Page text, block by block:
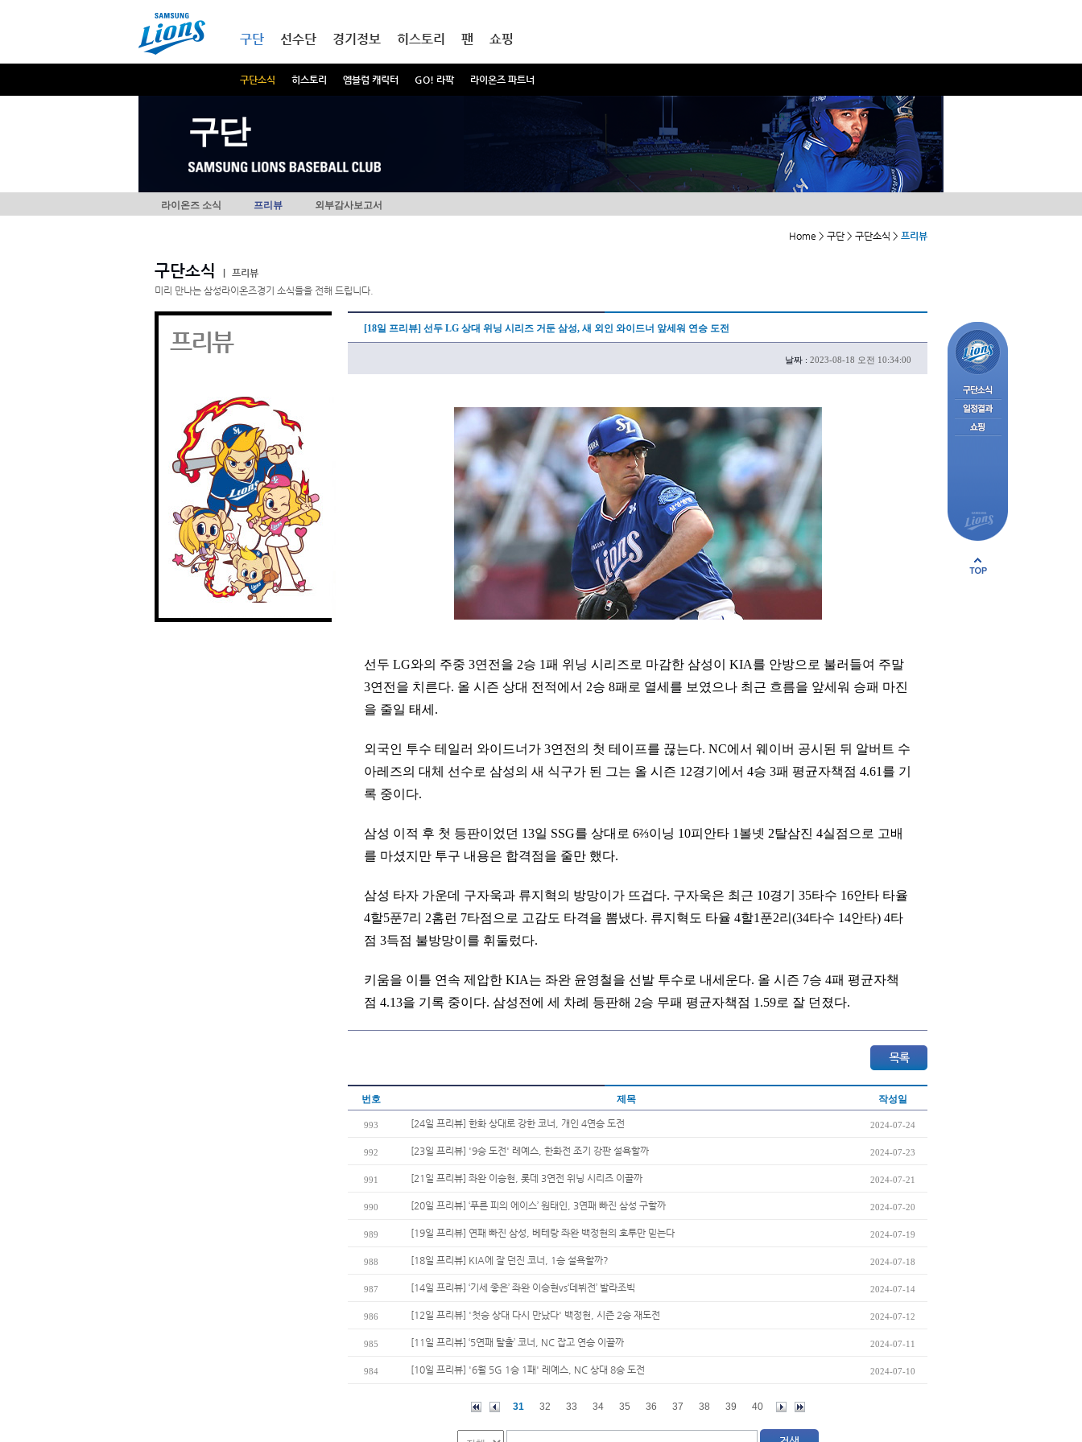
구단
구단소식 히스토리 엠블럼 캐릭터 GO! 라팍 라이온즈 파트너
선수단 경기정보 히스토리 팬 쇼핑
구단
라이온즈 소식 프리뷰 외부감사보고서
Home > 구단 > 구단소식 > 프리뷰
구단소식
프리뷰
미리 만나는 삼성라이온즈경기 소식들을 전해 드립니다.
프리뷰 [18일 프리뷰] 선두 LG 상대 위닝 시리즈 거둔 삼성, 새 외인 와이드너 앞세워 연승 도전
날짜 : 2023-08-18 오전 10:34:00
선두 LG와의 주중 3연전을 2승 1패 위닝 시리즈로 마감한 삼성이 KIA를 안방으로 불러들여 주말
3연전을 치른다. 올 시즌 상대 전적에서 2승 8패로 열세를 보였으나 최근 흐름을 앞세워 승패 마진
을 줄일 태세.
외국인 투수 테일러 와이드너가 3연전의 첫 테이프를 끊는다. NC에서 웨이버 공시된 뒤 알버트 수
아레즈의 대체 선수로 삼성의 새 식구가 된 그는 올 시즌 12경기에서 4승 3패 평균자책점 4.61를 기
록 중이다.
삼성 이적 후 첫 등판이었던 13일 SSG를 상대로 6⅔이닝 10피안타 1볼넷 2탈삼진 4실점으로 고배
를 마셨지만 투구 내용은 합격점을 줄만 했다.
삼성 타자 가운데 구자욱과 류지혁의 방망이가 뜨겁다. 구자욱은 최근 10경기 35타수 16안타 타율
4할5푼7리 2홈런 7타점으로 고감도 타격을 뽐냈다. 류지혁도 타율 4할1푼2리(34타수 14안타) 4타
점 3득점 불방망이를 휘둘렀다.
키움을 이틀 연속 제압한 KIA는 좌완 윤영철을 선발 투수로 내세운다. 올 시즌 7승 4패 평균자책
점 4.13을 기록 중이다. 삼성전에 세 차례 등판해 2승 무패 평균자책점 1.59로 잘 던졌다.
번호 제목 작성일
993 [24일 프리뷰] 한화 상대로 강한 코너, 개인 4연승 도전 2024-07-24
992 [23일 프리뷰] '9승 도전' 레예스, 한화전 조기 강판 설욕할까 2024-07-23
991 [21일 프리뷰] 좌완 이승현, 롯데 3연전 위닝 시리즈 이끌까 2024-07-21
990 [20일 프리뷰] ‘푸른 피의 에이스’ 원태인, 3연패 빠진 삼성 구할까 2024-07-20
989 [19일 프리뷰] 연패 빠진 삼성, 베테랑 좌완 백정현의 호투만 믿는다 2024-07-19
988 [18일 프리뷰] KIA에 잘 던진 코너, 1승 설욕할까? 2024-07-18
987 [14일 프리뷰] ‘기세 좋은’ 좌완 이승현vs‘데뷔전’ 발라조빅 2024-07-14
986 [12일 프리뷰] '첫승 상대 다시 만났다' 백정현, 시즌 2승 재도전 2024-07-12
985 [11일 프리뷰] ‘5연패 탈출’ 코너, NC 잡고 연승 이끌까 2024-07-11
984 [10일 프리뷰] '6월 5G 1승 1패' 레예스, NC 상대 8승 도전 2024-07-10
31 32 33 34 35 36 37 38 39 40